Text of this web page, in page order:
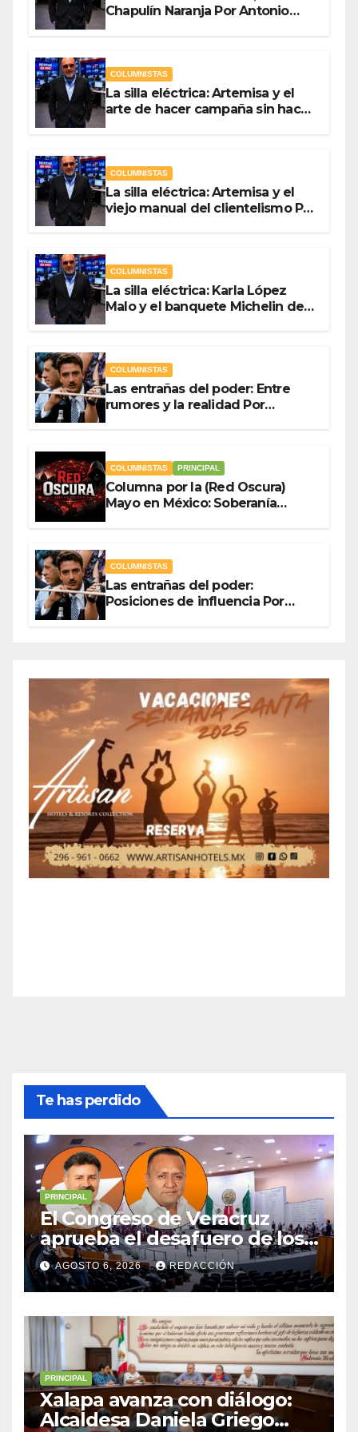
Chapulín Naranja Por Antonio
COLUMNISTAS
La silla eléctrica: Artemisa y el
arte de hacer campaña sin hacer
COLUMNISTAS
La silla eléctrica: Artemisa y el
viejo manual del clientelismo Por
COLUMNISTAS
La silla eléctrica: Karla López
Malo y el banquete Michelin del
COLUMNISTAS
Las entrañas del poder: Entre
rumores y la realidad Por
COLUMNISTAS PRINCIPAL
Columna por la (Red Oscura)
Mayo en México: Soberanía
COLUMNISTAS
Las entrañas del poder:
Posiciones de influencia Por
Te has perdido
PRINCIPAL
El Congreso de Veracruz
aprueba el desafuero de los
alcaldes de Ixhuatlán del
Sureste y Úrsulo Galván para
que enfrenten a la justicia
AGOSTO 6, 2026 REDACCIÓN
PRINCIPAL
Xalapa avanza con diálogo:
Alcaldesa Daniela Griego